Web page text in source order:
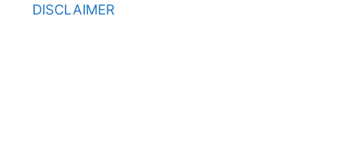
DISCLAIMER